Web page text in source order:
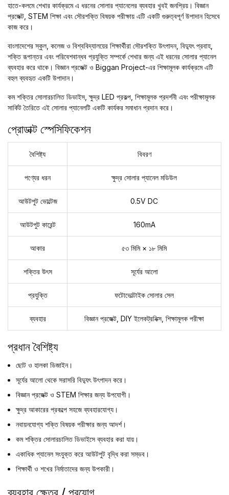
হাতে-কলমে শেখার কার্যক্রমে এ ধরনের সোলার প্যানেলের ব্যবহার খুবই জনপ্রিয়। বিজ্ঞান
প্রজেক্ট, STEM শিক্ষা এবং সৌরশক্তি বিষয়ক পরীক্ষায় এটি একটি গুরুত্বপূর্ণ উপাদান হিসেবে
কাজ করে।
বাংলাদেশের স্কুল, কলেজ ও বিশ্ববিদ্যালয়ের শিক্ষার্থীরা সৌরশক্তি উৎপাদন, বিদ্যুৎ প্রবাহ,
শক্তি রূপান্তর এবং পরিবেশবান্ধব প্রযুক্তি সম্পর্কে শেখার জন্য এই ধরনের সোলার প্যানেল
ব্যবহার করে থাকে। বিজ্ঞান প্রজেক্ট ও Biggan Project-এর শিক্ষামূলক কার্যক্রমে এটি
বহুল ব্যবহৃত একটি উপাদান।
কম শক্তির সোলারচালিত ডিভাইস, ক্ষুদ্র LED প্রকল্প, শিক্ষামূলক প্রদর্শনী এবং পরীক্ষামূলক
সার্কিট তৈরিতে এই সোলার প্যানেলটি একটি কার্যকর সমাধান প্রদান করে।
প্রোডাক্ট স্পেসিফিকেশন
বৈশিষ্ট্য বিবরণ
পণ্যের ধরন ক্ষুদ্র সোলার প্যানেল মডিউল
আউটপুট ভোল্টেজ 0.5V DC
আউটপুট কারেন্ট 160mA
আকার ৫৩ মিমি × ১৮ মিমি
শক্তির উৎস সূর্যের আলো
প্রযুক্তি ফটোভোল্টাইক সোলার সেল
ব্যবহার বিজ্ঞান প্রজেক্ট, DIY ইলেকট্রনিক্স, শিক্ষামূলক পরীক্ষা
প্রধান বৈশিষ্ট্য
ছোট ও হালকা ডিজাইন।
সূর্যের আলো থেকে সরাসরি বিদ্যুৎ উৎপাদন করে।
বিজ্ঞান প্রজেক্ট ও STEM শিক্ষার জন্য উপযোগী।
ক্ষুদ্র আকারের প্রকল্পে সহজে ব্যবহারযোগ্য।
নবায়নযোগ্য শক্তি বিষয়ক পরীক্ষার জন্য আদর্শ।
কম শক্তির সোলারচালিত ডিভাইসে ব্যবহার করা যায়।
একাধিক প্যানেল সংযুক্ত করে আউটপুট বৃদ্ধি করা সম্ভব।
শিক্ষার্থী ও শখের নির্মাতাদের জন্য উপকারী।